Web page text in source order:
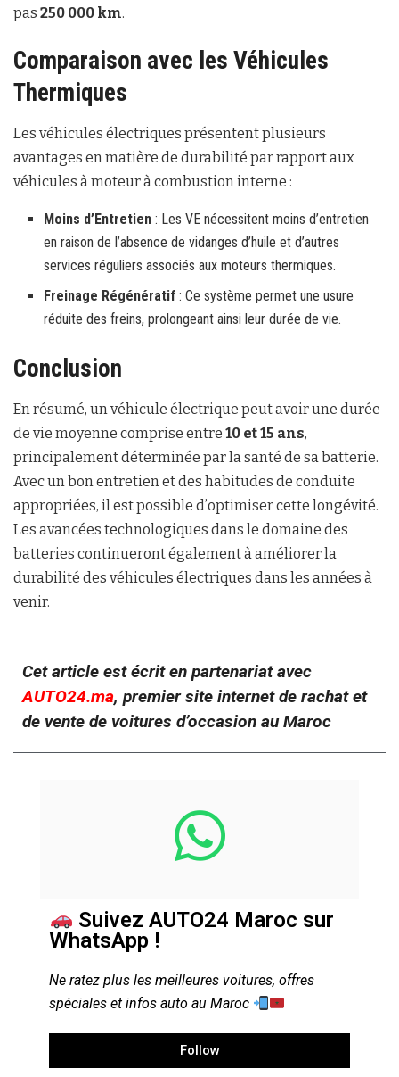
pas 250 000 km.
Comparaison avec les Véhicules
Thermiques
Les véhicules électriques présentent plusieurs
avantages en matière de durabilité par rapport aux
véhicules à moteur à combustion interne :
Moins d’Entretien : Les VE nécessitent moins d’entretien
en raison de l’absence de vidanges d’huile et d’autres
services réguliers associés aux moteurs thermiques.
Freinage Régénératif : Ce système permet une usure
réduite des freins, prolongeant ainsi leur durée de vie.
Conclusion
En résumé, un véhicule électrique peut avoir une durée
de vie moyenne comprise entre 10 et 15 ans,
principalement déterminée par la santé de sa batterie.
Avec un bon entretien et des habitudes de conduite
appropriées, il est possible d’optimiser cette longévité.
Les avancées technologiques dans le domaine des
batteries continueront également à améliorer la
durabilité des véhicules électriques dans les années à
venir.
Cet article est écrit en partenariat avec
AUTO24.ma, premier site internet de rachat et
de vente de voitures d’occasion au Maroc
Suivez AUTO24 Maroc sur
WhatsApp !
Ne ratez plus les meilleures voitures, offres
spéciales et infos auto au Maroc
Follow